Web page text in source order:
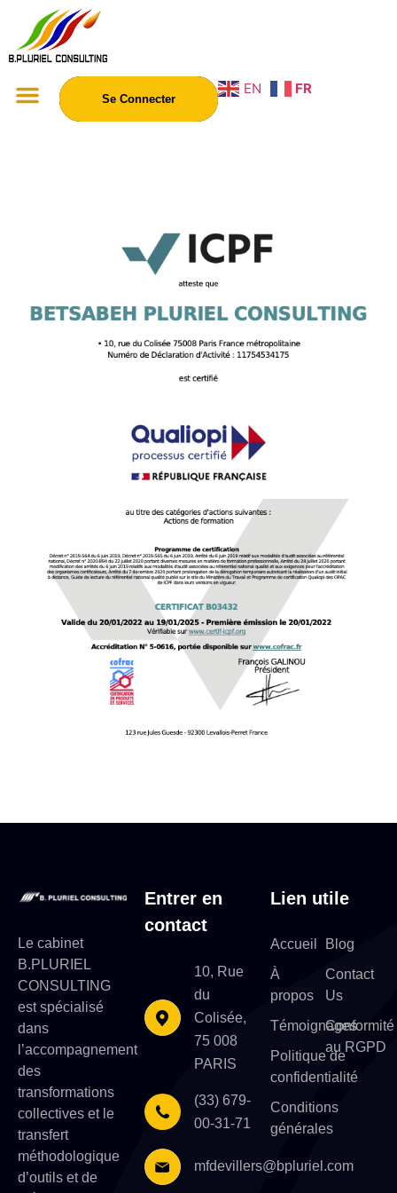
Se Connecter
EN FR
Le cabinet
B.PLURIEL
CONSULTING
est spécialisé
dans
l’accompagnement
des
transformations
collectives et le
transfert
méthodologique
d’outils et de
Entrer en
contact
10, Rue
du
Colisée,
75 008
PARIS
(33) 679-
00-31-71
mfdevillers@bpluriel.com
Lien utile
Accueil
À
propos
Témoignages
Politique de
confidentialité
Conditions
générales
Blog
Contact
Us
Conformité
au RGPD